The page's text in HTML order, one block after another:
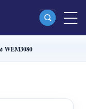
Phase (WEM2067)
WEM3080